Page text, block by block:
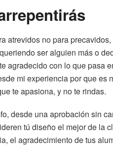
atrevidos no para
ser alguien más o
agradecido con lo que pasa
mi experiencia por que es
te apasiona, y no te rindas.
desde una aprobación sin
tú diseño el mejor de la
el agradecimiento de tus